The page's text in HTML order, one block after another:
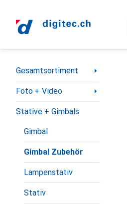
Navigation nach Kategorien
Gesamtsortiment
Foto + Video
Stative + Gimbals
Gimbal
Gimbal Zubehör
Lampenstativ
Stativ